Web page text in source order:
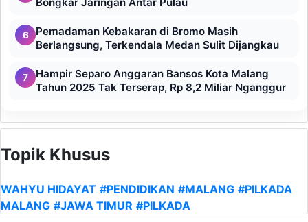
6
Pemadaman Kebakaran di Bromo Masih
Berlangsung, Terkendala Medan Sulit Dijangkau
7
Hampir Separo Anggaran Bansos Kota Malang
Tahun 2025 Tak Terserap, Rp 8,2 Miliar Nganggur
Topik Khusus
WAHYU HIDAYAT #PENDIDIKAN #MALANG #PILKADA
MALANG #JAWA TIMUR #PILKADA